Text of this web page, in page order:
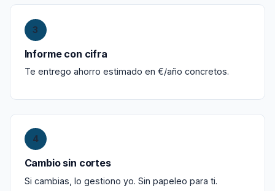
3
Informe con cifra
Te entrego ahorro estimado en €/año concretos.
4
Cambio sin cortes
Si cambias, lo gestiono yo. Sin papeleo para ti.